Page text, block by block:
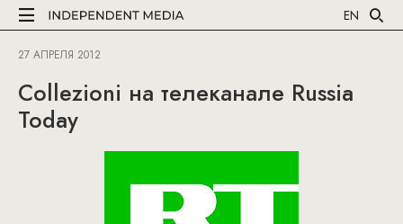
EN
27 АПРЕЛЯ 2012
Collezioni на телеканале Russia
Today